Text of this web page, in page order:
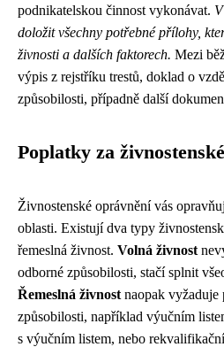
podnikatelskou činnost vykonávat.
doložit všechny potřebné přílohy,
živnosti a dalších faktorech. Mezi
výpis z rejstříku trestů, doklad o
způsobilosti, případně další
Poplatky za
Živnostenské oprávnění vás
oblasti. Existují dva typy
řemeslná živnost. Volná živnost
odborné způsobilosti, stačí splnit
Řemeslná živnost naopak vyžaduje
způsobilosti, například výučním
s výučním listem, nebo